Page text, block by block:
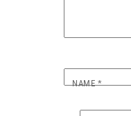
NAME*